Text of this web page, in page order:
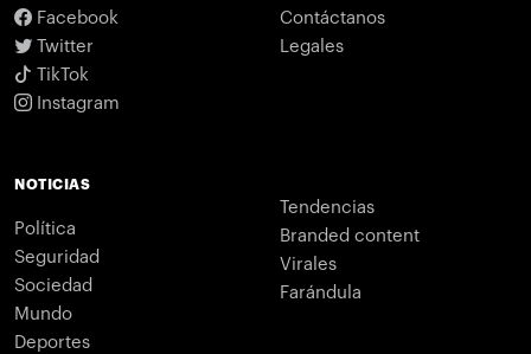
Facebook
Twitter
TikTok
Instagram
Contáctanos
Legales
NOTICIAS
Política
Seguridad
Sociedad
Mundo
Deportes
Tendencias
Branded content
Virales
Farándula